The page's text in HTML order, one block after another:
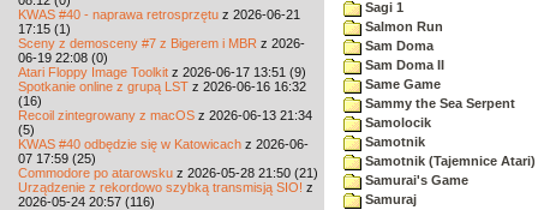
KWAS #40 - naprawa retrosprzętu z 2026-06-21
17:15 (1)
Sceny z demosceny #7 z Bigerem i MBR z 2026-
06-19 22:08 (0)
Atari Floppy Image Toolkit z 2026-06-17 13:51 (9)
Spotkanie online z grupą LST z 2026-06-16 16:32
(16)
Recoil zintegrowany z macOS z 2026-06-13 21:34
(5)
KWAS #40 odbędzie się w Katowicach z 2026-06-
07 17:59 (25)
Commodore po atarowsku z 2026-05-28 21:50 (21)
Urządzenie z rekordowo szybką transmisją SIO! z
2026-05-24 20:57 (116)
Sagi 1
Salmon Run
Sam Doma
Sam Doma II
Same Game
Sammy the Sea Serpent
Samolocik
Samotnik
Samotnik (Tajemnice Atari)
Samurai's Game
Samuraj